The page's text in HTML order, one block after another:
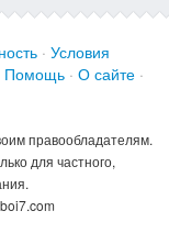
· Условия
Помощь · О сайте ·
правообладателям.
для частного,